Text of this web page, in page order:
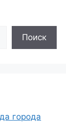
Поиск
города